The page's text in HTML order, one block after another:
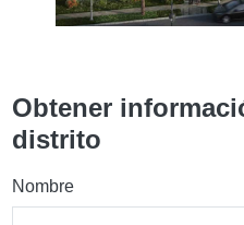
Obtener
distrito
Nombre